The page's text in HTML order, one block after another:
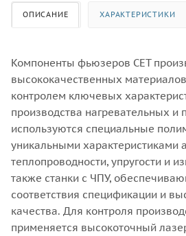
ОПИСАНИЕ ХАРАКТЕРИСТИКИ
Компоненты фьюзеров CET
высококачественных
контролем ключевых
производства нагревательных
используются специальные
уникальными характеристиками
теплопроводности, упругости и
также станки с ЧПУ,
соответствия спецификации и
качества. Для контроля
применяется высокоточный